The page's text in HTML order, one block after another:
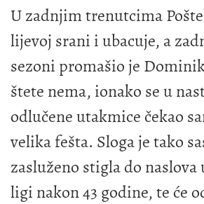
U zadnjim trenutcima
lijevoj srani i ubacuje, a
sezoni promašio je
štete nema, ionako se u
odlučene utakmice čekao
velika fešta. Sloga je tako
zasluženo stigla do naslova
ligi nakon 43 godine, te će